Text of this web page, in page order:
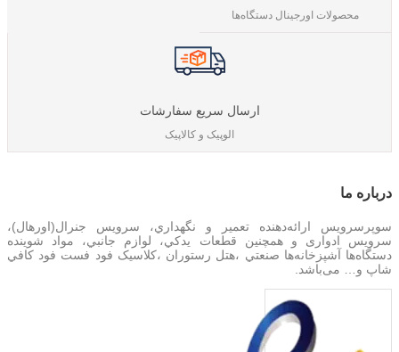
محصولات اورجینال دستگاه‌ها
ارسال سریع سفارشات
الوپیک و کالاپیک
درباره‌ ما
سوپرسرویس ارائه‌دهنده تعمير و نگهداري، سرویس جنرال(اورهال)،
سرویس‌ ادواری و همچنین قطعات يدکي، لوازم جانبي، مواد شوینده
دستگاه‌ها آشپزخانه‌ها صنعتي ،هتل رستوران ،کلاسیک فود فست فود کافي
شاپ و… می‌باشد.